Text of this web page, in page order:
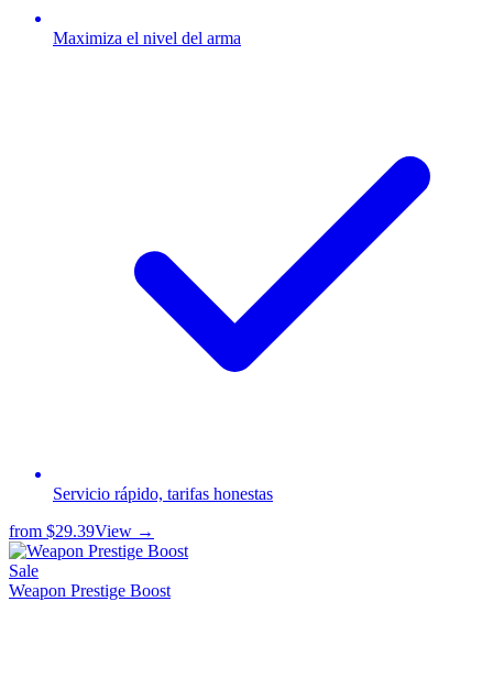
Maximiza el nivel del arma
Servicio rápido, tarifas honestas
from $29.39View →
Sale
Weapon Prestige Boost